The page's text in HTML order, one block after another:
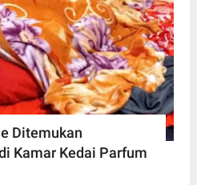
Ditemukan
Kamar Kedai Parfum